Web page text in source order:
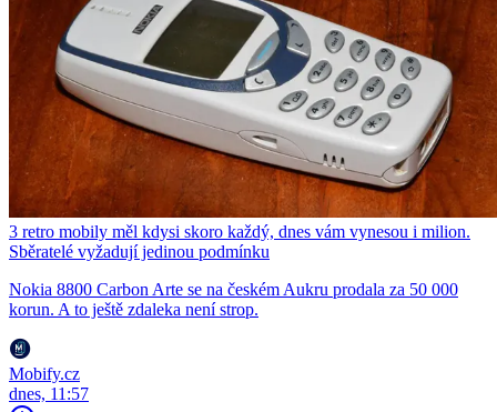
3 retro mobily měl kdysi skoro každý, dnes vám vynesou i milion.
Sběratelé vyžadují jedinou podmínku
Nokia 8800 Carbon Arte se na českém Aukru prodala za 50 000
korun. A to ještě zdaleka není strop.
Mobify.cz
dnes, 11:57